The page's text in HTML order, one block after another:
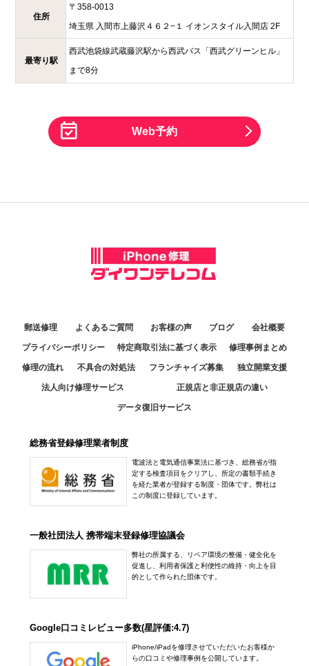
住所
〒 358-0013
埼玉県 入間市上藤沢４６２−１ イオンスタイル入間店 2F
最寄り駅
西武池袋線武蔵藤沢駅から西武バス「西武グリーンヒル」
まで8分
Web予約
郵送修理 よくあるご質問 お客様の声 ブログ 会社概要
プライバシーポリシー 特定商取引法に基づく表示 修理事例まとめ
修理の流れ 不具合の対処法 フランチャイズ募集 独立開業支援
法人向け修理サービス 正規店と非正規店の違い
データ復旧サービス
総務省登録修理業者制度
電波法と電気通信事業法に基づき、総務省が指
定する検査項目をクリアし、所定の書類手続き
を経た業者が登録する制度・団体です。弊社は
この制度に登録しています。
一般社団法人 携帯端末登録修理協議会
弊社の所属する、リペア環境の整備・健全化を
促進し、利用者保護と利便性の維持・向上を目
的として作られた団体です。
Google口コミレビュー多数(星評価:4.7)
iPhone/iPadを修理させていただいたお客様か
らの口コミや修理事例を公開しています。